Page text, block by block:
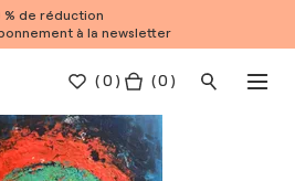
% de réduction
à la newsletter
(0 ) ( 0 )